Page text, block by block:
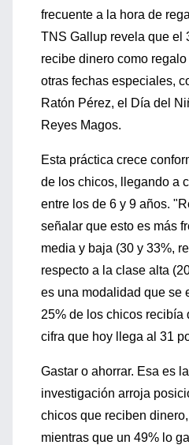
frecuente a la hora de
TNS Gallup revela que el
recibe dinero como
otras fechas especiales,
Ratón Pérez, el Día del
Reyes Magos.
Esta práctica crece
de los chicos, llegando a
entre los de 6 y 9 años.
señalar que esto es más
media y baja (30 y 33%,
respecto a la clase alta
es una modalidad que se
25% de los chicos recibía
cifra que hoy llega al 31
Gastar o ahorrar. Esa es
investigación arroja
chicos que reciben
mientras que un 49% lo